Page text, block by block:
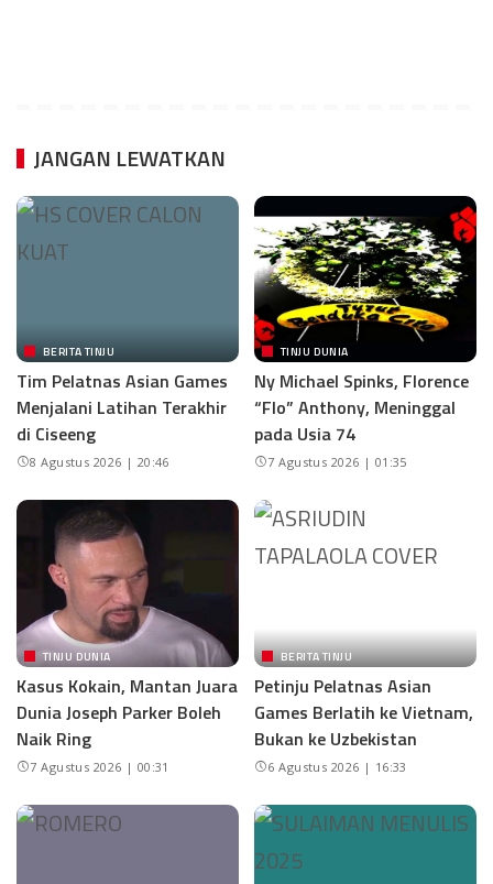
JANGAN LEWATKAN
BERITA TINJU
Tim Pelatnas Asian Games
Menjalani Latihan Terakhir
di Ciseeng
8 Agustus 2026 | 20:46
TINJU DUNIA
Ny Michael Spinks, Florence
“Flo” Anthony, Meninggal
pada Usia 74
7 Agustus 2026 | 01:35
TINJU DUNIA
Kasus Kokain, Mantan Juara
Dunia Joseph Parker Boleh
Naik Ring
7 Agustus 2026 | 00:31
BERITA TINJU
Petinju Pelatnas Asian
Games Berlatih ke Vietnam,
Bukan ke Uzbekistan
6 Agustus 2026 | 16:33